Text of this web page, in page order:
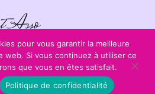
Asso
pour vous garantir la meilleure
web. Si vous continuez à utiliser ce
que vous en êtes satisfait.
Politique de confidentialité